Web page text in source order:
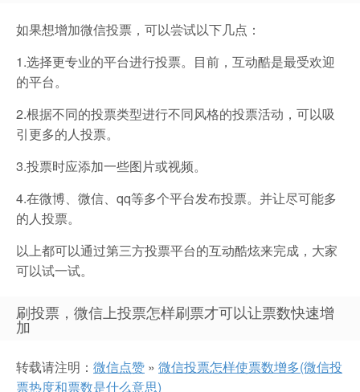
如果想增加微信投票，可以尝试以下几点：
1.选择更专业的平台进行投票。目前，互动酷是最受欢迎
的平台。
2.根据不同的投票类型进行不同风格的投票活动，可以吸
引更多的人投票。
3.投票时应添加一些图片或视频。
4.在微博、微信、qq等多个平台发布投票。并让尽可能多
的人投票。
以上都可以通过第三方投票平台的互动酷炫来完成，大家
可以试一试。
刷投票，微信上投票怎样刷票才可以让票数快速增
加
转载请注明： 微信点赞 » 微信投票怎样使票数增多(微信投
票热度和票数是什么意思)